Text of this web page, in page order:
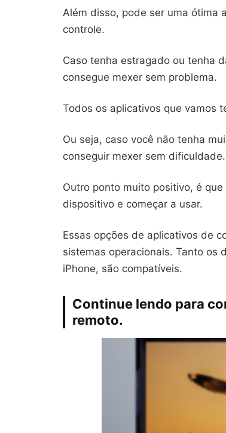
Além disso, pode ser uma ótima
controle.
Caso tenha estragado ou tenha
consegue mexer sem problema.
Todos os aplicativos que vamos
Ou seja, caso você não tenha
conseguir mexer sem dificuldade.
Outro ponto muito positivo, é
dispositivo e começar a usar.
Essas opções de aplicativos de
sistemas operacionais. Tanto os
iPhone, são compatíveis.
Continue lendo para
remoto.